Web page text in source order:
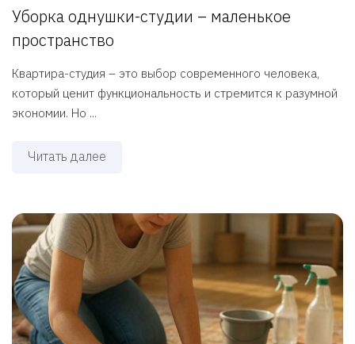
Уборка однушки-студии – маленькое
пространство
Квартира-студия – это выбор современного человека,
который ценит функциональность и стремится к разумной
экономии. Но ...
Читать далее